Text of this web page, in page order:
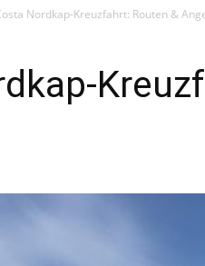
Nordkap-Kreuzfahrt: Routen &